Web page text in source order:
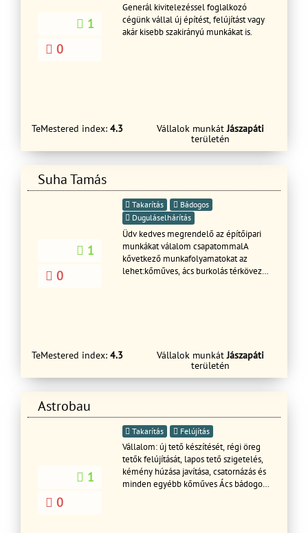
1
0
Generál kivitelezéssel foglalkozó
cégünk vállal új építést, felújítást vagy
akár kisebb szakirányú munkákat is.
TeMestered index: 4.3 Vállalok munkátJászapáti
területén
Suha Tamás
1
0
Takarítás
Bádogos
Duguláselhárítás
Üdv kedves megrendelő az építőipari
munkákat válalom csapatommalA
kővetkező munkafolyamatokat az
lehet:kőműves, ács burkolás térkövezés
TeMestered index: 4.3 Vállalok munkátJászapáti
területén
Astrobau
1
0
Takarítás Felújítás
Vállalom: új tető készítését, régi öreg
tetők felújítását, lapos tető szigetelés,
kémény húzása javítása, csatornázás és
minden egyébb kőműves Ács bádogos